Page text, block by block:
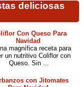
deliciosas
Con Queso Para
Navidad
magnífica receta para
un nutritivo Coliflor con
Queso. Sin ...
con Jitomates